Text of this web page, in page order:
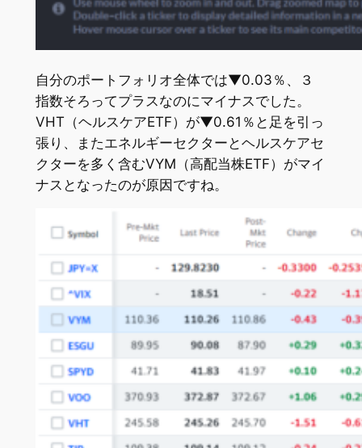
自分のポートフォリオ全体では▼0.03％、３
指数そろってプラスなのにマイナスでした。
VHT（ヘルスケアETF）が▼0.61％と足を引っ
張り、またエネルギーセクターとヘルスケアセ
クターを多く含むVYM（高配当株ETF）がマイ
ナスとなったのが原因ですね。